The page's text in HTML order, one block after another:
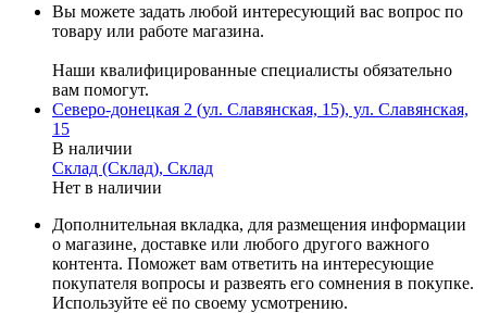
Вы можете задать любой интересующий вас вопрос по
товару или работе магазина.
Наши квалифицированные специалисты обязательно
вам помогут.
Северо-донецкая 2 (ул. Славянская, 15), ул. Славянская,
15
В наличии
Склад (Склад), Склад
Нет в наличии
Дополнительная вкладка, для размещения информации
о магазине, доставке или любого другого важного
контента. Поможет вам ответить на интересующие
покупателя вопросы и развеять его сомнения в покупке.
Используйте её по своему усмотрению.